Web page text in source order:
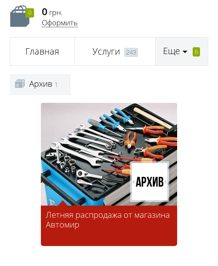
0 0 грн.
Оформить
Главная Услуги 243 Еще 6
Архив 1
Летняя распродажа от магазина
Автомир
Архив